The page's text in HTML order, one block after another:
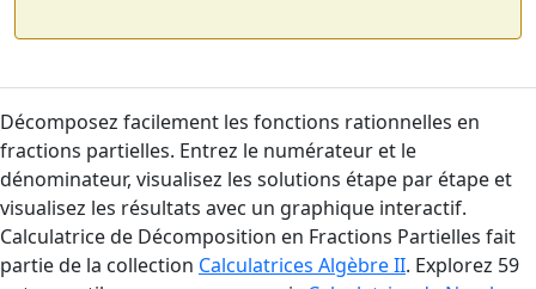
Décomposez facilement les fonctions rationnelles en
fractions partielles. Entrez le numérateur et le
dénominateur, visualisez les solutions étape par étape et
visualisez les résultats avec un graphique interactif.
Calculatrice de Décomposition en Fractions Partielles fait
partie de la collection Calculatrices Algèbre II. Explorez 59